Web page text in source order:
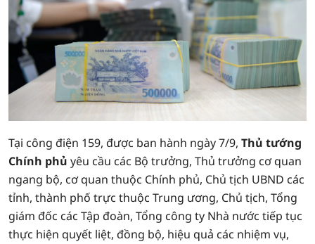
Tại công điện 159, được ban hành ngày 7/9, Thủ tướng
Chính phủ yêu cầu các Bộ trưởng, Thủ trưởng cơ quan
ngang bộ, cơ quan thuộc Chính phủ, Chủ tịch UBND các
tỉnh, thành phố trực thuộc Trung ương, Chủ tịch, Tổng
giám đốc các Tập đoàn, Tổng công ty Nhà nước tiếp tục
thực hiện quyết liệt, đồng bộ, hiệu quả các nhiệm vụ,